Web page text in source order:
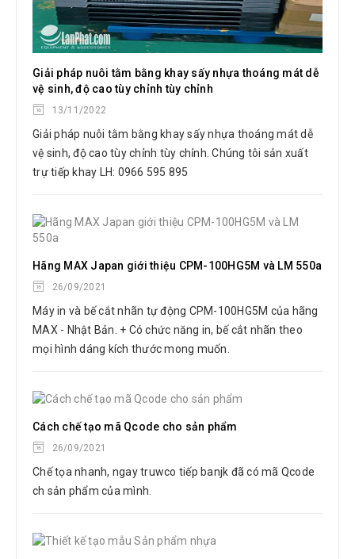
Giải pháp nuôi tằm bằng khay sấy nhựa thoáng mát dễ
vệ sinh, độ cao tùy chỉnh tùy chỉnh
13/11/2022
Giải pháp nuôi tằm bằng khay sấy nhựa thoáng mát dễ
vệ sinh, độ cao tùy chỉnh tùy chỉnh. Chúng tôi sản xuất
trự tiếp khay LH: 0966 595 895
Hãng MAX Japan giới thiệu CPM-100HG5M và LM 550a
26/09/2021
Máy in và bế cắt nhãn tự động CPM-100HG5M của hãng
MAX - Nhật Bản. + Có chức năng in, bế cắt nhãn theo
mọi hình dáng kích thước mong muốn.
Cách chế tạo mã Qcode cho sản phẩm
26/09/2021
Chế tọa nhanh, ngay truwco tiếp banjk đã có mã Qcode
ch sản phẩm của mình.